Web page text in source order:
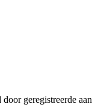
geregistreerde